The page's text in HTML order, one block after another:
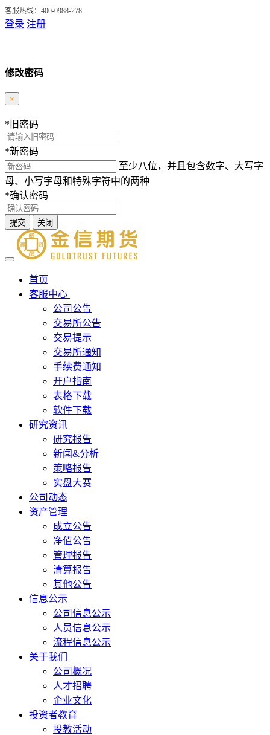
客服热线：400-0988-278
登录 注册
修改密码
×
* 旧密码
*新密码
至少八位，并且包含数字、大写字
母、小写字母和特殊字符中的两种
*确认密码
提交 关闭
首页
客服中心
公司公告
交易所公告
交易提示
交易所通知
手续费通知
开户指南
表格下载
软件下载
研究资讯
研究报告
新闻&分析
策略报告
实盘大赛
公司动态
资产管理
成立公告
净值公告
管理报告
清算报告
其他公告
信息公示
公司信息公示
人员信息公示
流程信息公示
关于我们
公司概况
人才招聘
企业文化
投资者教育
投教活动